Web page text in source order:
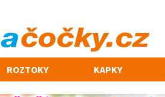
ROZTOKY KAPKY